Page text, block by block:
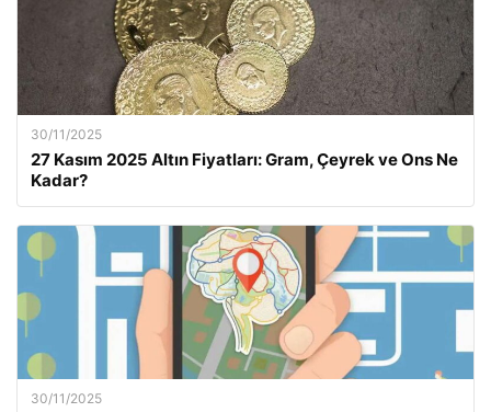
30/11/2025
27 Kasım 2025 Altın Fiyatları: Gram, Çeyrek ve Ons Ne
Kadar?
30/11/2025